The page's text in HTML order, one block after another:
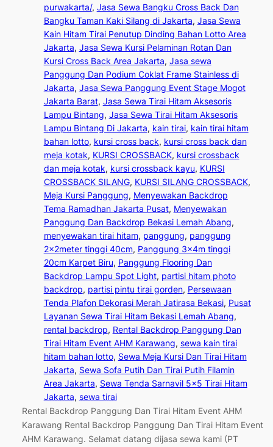
purwakarta/, Jasa Sewa Bangku Cross Back Dan
Bangku Taman Kaki Silang di Jakarta, Jasa Sewa
Kain Hitam Tirai Penutup Dinding Bahan Lotto Area
Jakarta, Jasa Sewa Kursi Pelaminan Rotan Dan
Kursi Cross Back Area Jakarta, Jasa sewa
Panggung Dan Podium Coklat Frame Stainless di
Jakarta, Jasa Sewa Panggung Event Stage Mogot
Jakarta Barat, Jasa Sewa Tirai Hitam Aksesoris
Lampu Bintang, Jasa Sewa Tirai Hitam Aksesoris
Lampu Bintang Di Jakarta, kain tirai, kain tirai hitam
bahan lotto, kursi cross back, kursi cross back dan
meja kotak, KURSI CROSSBACK, kursi crossback
dan meja kotak, kursi crossback kayu, KURSI
CROSSBACK SILANG, KURSI SILANG CROSSBACK
Meja Kursi Panggung, Menyewakan Backdrop
Tema Ramadhan Jakarta Pusat, Menyewakan
Panggung Dan Backdrop Bekasi Lemah Abang
menyewakan tirai hitam, panggung, panggung
2x2meter tinggi 40cm, Panggung 3x4m tinggi
20cm Karpet Biru, Panggung Flooring Dan
Backdrop Lampu Spot Light, partisi hitam photo
backdrop, partisi pintu tirai gorden, Persewaan
Tenda Plafon Dekorasi Merah Jatirasa Bekasi, Pusat
Layanan Sewa Tirai Hitam Bekasi Lemah Abang
rental backdrop, Rental Backdrop Panggung Dan
Tirai Hitam Event AHM Karawang, sewa kain tirai
hitam bahan lotto, Sewa Meja Kursi Dan Tirai Hitam
Jakarta, Sewa Sofa Putih Dan Tirai Putih Filamin
Area Jakarta, Sewa Tenda Sarnavil 5×5 Tirai Hitam
Jakarta, sewa tirai
Rental Backdrop Panggung Dan Tirai Hitam Event AHM
Karawang Rental Backdrop Panggung Dan Tirai Hitam Event
AHM Karawang. Selamat datang dijasa sewa kami (PT